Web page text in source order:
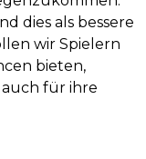
dies als bessere
wir Spielern
bieten,
für ihre